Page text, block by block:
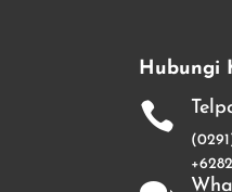
Hubungi
